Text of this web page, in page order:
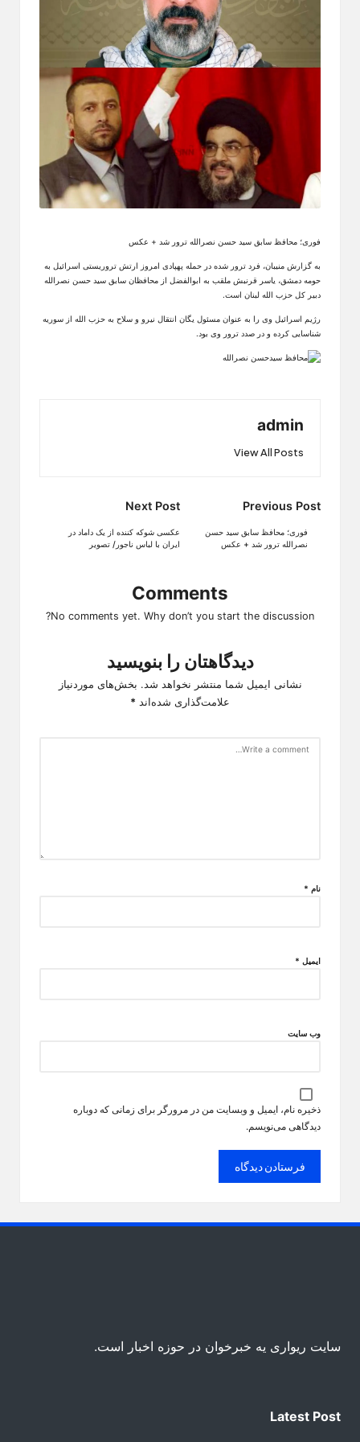
فوری؛ محافظ سابق سید حسن نصرالله ترور شد + عکس
به گزارش منیبان، فرد ترور شده در حمله پهپادی امروز ارتش تروریستی اسرائیل به
حومه دمشق، یاسر قرنبش ملقب به ابوالفضل از محافظان سابق سید حسن نصرالله
دبیر کل حزب‌ الله لبنان است.
رژیم اسرائیل وی را به عنوان مسئول یگان انتقال نیرو و سلاح به حزب‌ الله از سوریه
شناسایی کرده و در صدد ترور وی بود.
admin
View All Posts
Post
navigation
Previous Post
فوری؛ محافظ سابق سید حسن
نصرالله ترور شد + عکس
Next Post
عکسی شوکه کننده از یک داماد در
ایران با لباس ناجور/ تصویر
Comments
No comments yet. Why don’t you start the discussion?
دیدگاهتان را بنویسید
نشانی ایمیل شما منتشر نخواهد شد. بخش‌های موردنیاز
علامت‌گذاری شده‌اند *
نام *
ایمیل *
وب‌ سایت
ذخیره نام، ایمیل و وبسایت من در مرورگر برای زمانی که دوباره
دیدگاهی می‌نویسم.
سایت ریواری یه خبرخوان در حوزه اخبار است.
Latest Post